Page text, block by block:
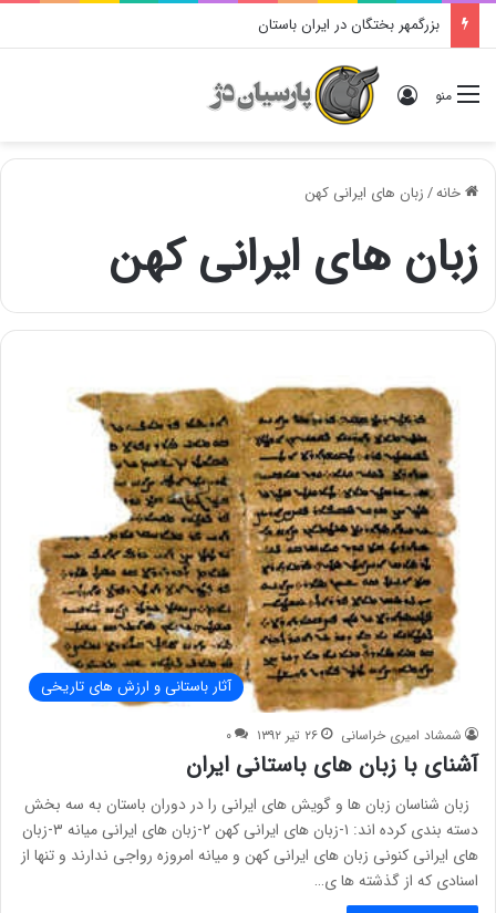
بزرگمهر بختگان در ایران باستان
منو ورود
خانه/زبان های ایرانی کهن
زبان های ایرانی کهن
آثار باستانی و ارزش های تاریخی
شمشاد امیری خراسانی ۲۶ تیر ۱۳۹۲ ۰
آشنای با زبان های باستانی ایران
زبان شناسان زبان ها و گویش های ایرانی را در دوران باستان به سه بخش
دسته بندی کرده اند: ۱-زبان های ایرانی کهن ۲-زبان های ایرانی میانه ۳-زبان
های ایرانی کنونی زبان های ایرانی کهن و میانه امروزه رواجی ندارند و تنها از
اسنادی که از گذشته ها ی…